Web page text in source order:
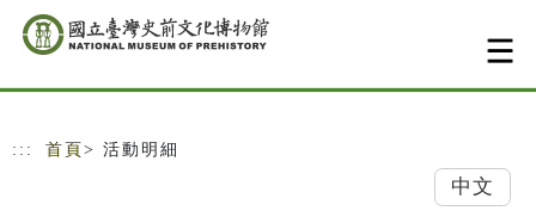
跳到主要內容
網站導覽
::: 首頁 > 活動明細
中文